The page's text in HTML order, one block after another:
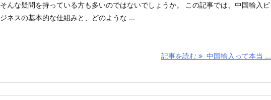
そんな疑問を持っている方も多いのではないでしょうか。 この記事では、中国輸入ビ
ジネスの基本的な仕組みと、どのような ...
記事を読む 中国輸入って本当 ...